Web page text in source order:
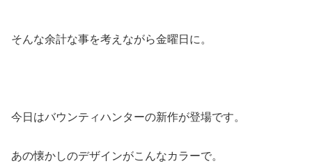
そんな余計な事を考えながら金曜日に。
今日はバウンティハンターの新作が登場です。
あの懐かしのデザインがこんなカラーで。